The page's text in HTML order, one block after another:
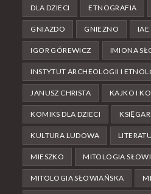
DLA DZIECI ETNOGRAFIA
GNIAZDO GNIEZNO IAE
IGOR GÓREWICZ IMIONA
INSTYTUT ARCHEOLOGII I
JANUSZ CHRISTA KAJKO I
KOMIKS DLA DZIECI
KULTURA LUDOWA
MIESZKO MITOLOGIA
MITOLOGIA SŁOWIAŃSKA